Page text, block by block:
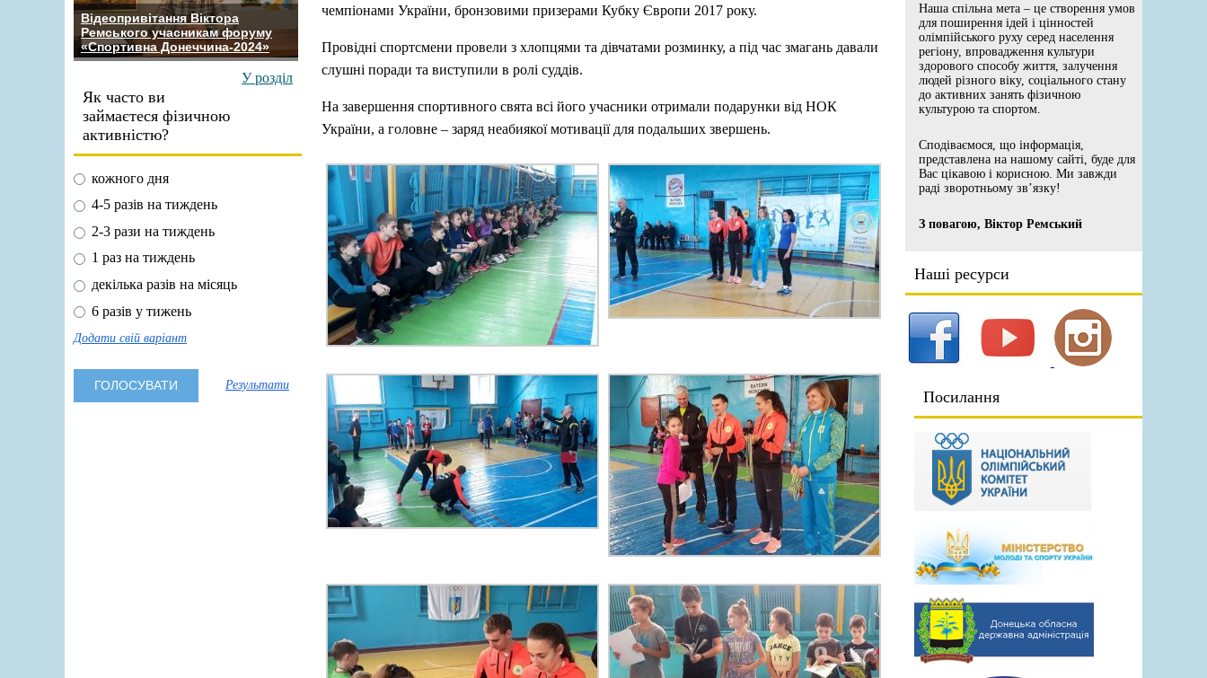
Відеопривітання Віктора
Ремського учасникам форуму
«Спортивна Донеччина-2024»
У розділ
Як часто ви
займаєтеся фізичною
активністю?
кожного дня
4-5 разів на тиждень
2-3 рази на тиждень
1 раз на тиждень
декілька разів на місяць
6 разів у тижень
Додати свій варіант
Результати
Наша спільна мета – це створення умов
для поширення ідей і цінностей
олімпійського руху серед населення
регіону, впровадження культури
здорового способу життя, залучення
людей різного віку, соціального стану
до активних занять фізичною
культурою та спортом.
Сподіваємося, що інформація,
представлена на нашому сайті, буде для
Вас цікавою і корисною. Ми завжди
раді зворотньому зв’язку!
З повагою, Віктор Ремський
Наші ресурси
Посилання
чемпіонами України, бронзовими призерами Кубку Європи 2017 року.
Провідні спортсмени провели з хлопцями та дівчатами розминку, а під час змагань давали
слушні поради та виступили в ролі суддів.
На завершення спортивного свята всі його учасники отримали подарунки від НОК
України, а головне – заряд неабиякої мотивації для подальших звершень.